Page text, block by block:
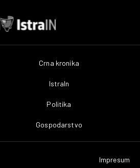
Crna kronika
IstraIn
Politika
Gospodarstvo
Impresum